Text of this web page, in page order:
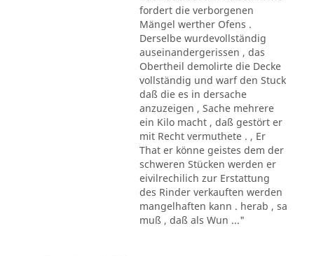
fordert die verborgenen
Mängel werther Ofens .
Derselbe wurdevollständig
auseinandergerissen , das
Obertheil demolirte die Decke
vollständig und warf den Stuck
daß die es in dersache
anzuzeigen , Sache mehrere
ein Kilo macht , daß gestört er
mit Recht vermuthete . , Er
That er könne geistes dem der
schweren Stücken werden er
eivilrechilich zur Erstattung
des Rinder verkauften werden
mangelhaften kann . herab , sa
muß , daß als Wun ..."